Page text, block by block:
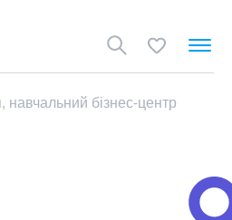
навчальний бізнес-центр